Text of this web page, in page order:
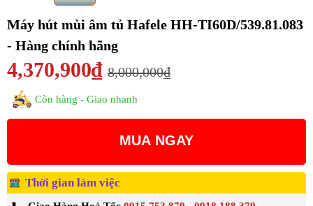
Máy hút mùi âm tủ Hafele HH-TI60D/539.81.083
- Hàng chính hãng
4,370,900₫ 8,000,000₫
Còn hàng - Giao nhanh
MUA NGAY
Thời gian làm việc